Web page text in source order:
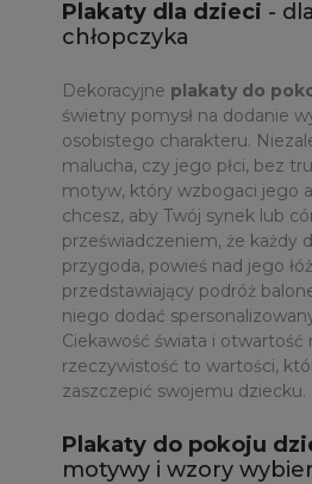
Plakaty dla dzieci -
chłopczyka
Dekoracyjne plakaty do
świetny pomysł na dodanie
osobistego charakteru.
malucha, czy jego płci, bez
motyw, który wzbogaci jego
chcesz, aby Twój synek lub
przeświadczeniem, że każdy
przygoda, powieś nad jego
przedstawiający podróż
niego dodać
Ciekawość świata i otwartość
rzeczywistość to wartości,
zaszczepić swojemu dziecku.
Plakaty do pokoju
motywy i wzory